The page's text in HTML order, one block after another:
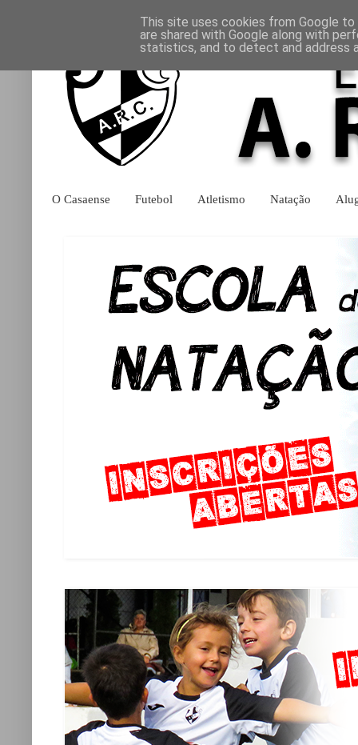
O Casaense Futebol Atletismo Natação
This site uses cookies from Google
are shared with Google along with
statistics, and to detect and address